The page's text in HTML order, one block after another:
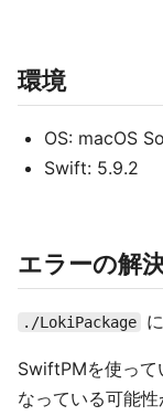
環境
OS: macOS
Swift: 5.9.2
エラーの解
./LokiPackage に
SwiftPMを使って
なっている可能性